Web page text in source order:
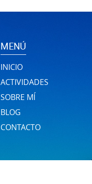
MENÚ
INICIO
ACTIVIDADES
SOBRE MÍ
BLOG
CONTACTO